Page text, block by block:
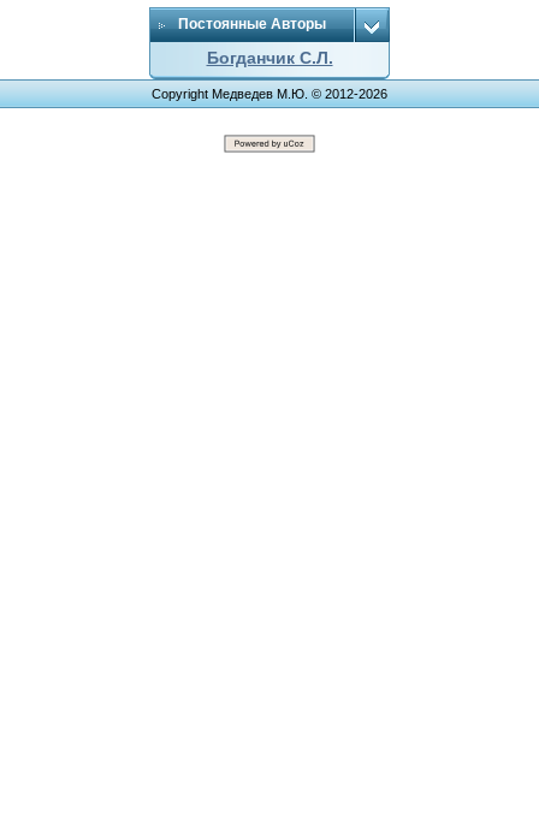
Постоянные Авторы
Богданчик С.Л.
Copyright Медведев М.Ю. © 2012-2026